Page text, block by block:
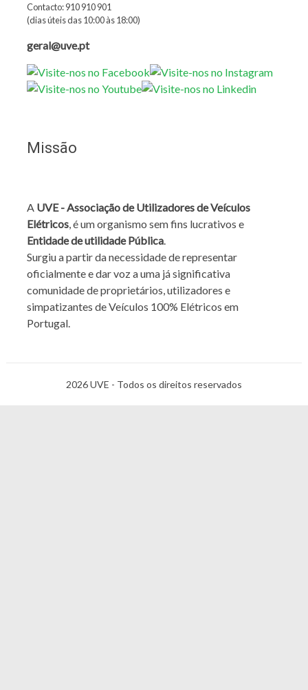
Contacto: 910 910 901
(dias úteis das 10:00 às 18:00)
geral@uve.pt
Missão
A UVE - Associação de Utilizadores de Veículos
Elétricos, é um organismo sem fins lucrativos e
Entidade de utilidade Pública.
Surgiu a partir da necessidade de representar
oficialmente e dar voz a uma já significativa
comunidade de proprietários, utilizadores e
simpatizantes de Veículos 100% Elétricos em
Portugal.
2026 UVE - Todos os direitos reservados